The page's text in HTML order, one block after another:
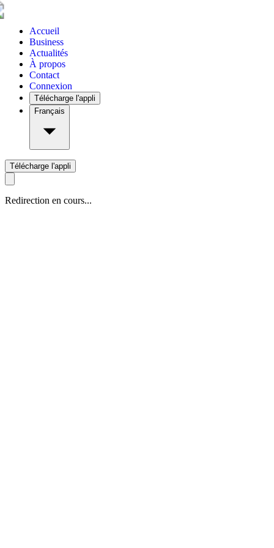
Accueil
Business
Actualités
À propos
Contact
Connexion
Télécharge l'appli
Français
Télécharge l'appli
Redirection en cours...